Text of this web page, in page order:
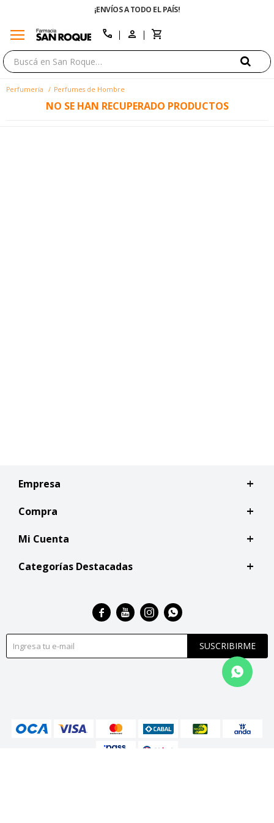
¡ENVÍOS A TODO EL PAÍS!
menu call
Perfumería Perfumes de Hombre
NO SE HAN RECUPERADO PRODUCTOS
Empresa
Compra
Mi Cuenta
Categorías Destacadas
SUSCRIBIRME
   
close